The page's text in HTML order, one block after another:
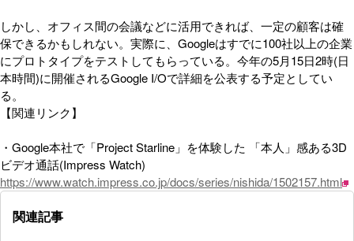
しかし、オフィス間の会議などに活用できれば、一定の顧客は確
保できるかもしれない。実際に、Googleはすでに100社以上の企業
にプロトタイプをテストしてもらっている。今年の5月15日2時(日
本時間)に開催されるGoogle I/Oで詳細を公表する予定としてい
る。
【関連リンク】
・Google本社で「Project Starline」を体験した 「本人」感ある3D
ビデオ通話(Impress Watch)
https://www.watch.impress.co.jp/docs/series/nishida/1502157.html
関連記事